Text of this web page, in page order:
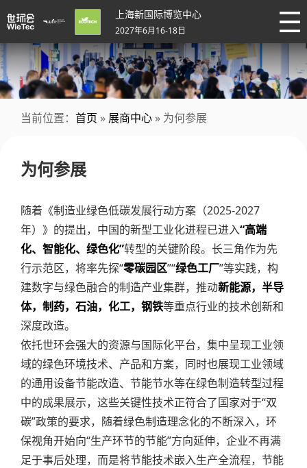
上海新国际博览中心
2027年6月16-18日
当前位置： 首页 » 展商中心 » 为何参展
为何参展
随着《制造业绿色低碳发展行动方案（2025-2027
年）》的提出，中国的新型工业化进程已进入“高端
化、智能化、绿色化”转型的关键阶段。长三角作为先
行示范区，将率先探“零碳园区”“绿色工厂”等实践，构
建数字与绿色融合的制造产业集群，推动新能源，半导
体，制药，石油，化工，钢铁等重点行业的技术创新和
深度改造。
依托世环会强大的资源与国际化平台，集中呈现工业领
域的绿色环境技术、产品和方案，同时也展现工业领域
的通用设备节能改造、节能节水等在绿色制造转型过程
中的成果展示，这些关键性技术正符合了国家对于“双
碳”政策的要求，随着绿色制造理念化的不断深入，环
保视角开始向“生产环节的节能”方向延伸，企业不再满
足于事后处理，而是将节能技术嵌入生产全流程，节能